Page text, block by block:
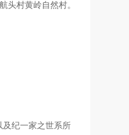
头村黄岭自然村。
纪一家之世系所